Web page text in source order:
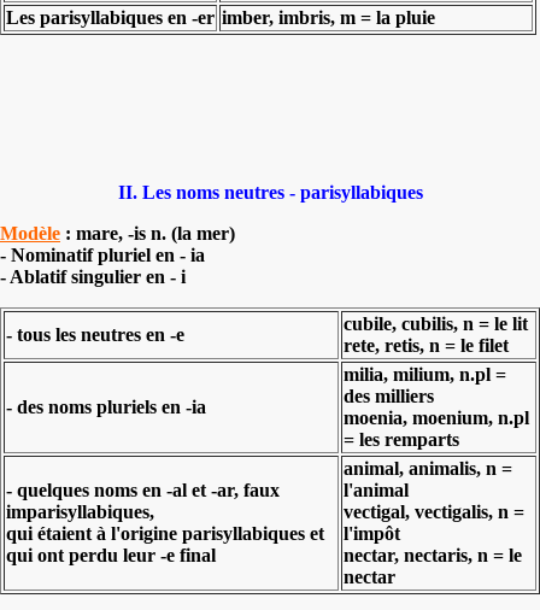
Les parisyllabiques en -er imber, imbris, m = la pluie
II. Les noms neutres - parisyllabiques
Modèle : mare, -is n. (la mer)
- Nominatif pluriel en - ia
- Ablatif singulier en - i
- tous les neutres en -e
cubile, cubilis, n = le lit
rete, retis, n = le filet
- des noms pluriels en -ia
milia, milium, n.pl =
des milliers
moenia, moenium, n.pl
= les remparts
- quelques noms en -al et -ar, faux
imparisyllabiques,
qui étaient à l'origine parisyllabiques et
qui ont perdu leur -e final
animal, animalis, n =
l'animal
vectigal, vectigalis, n =
l'impôt
nectar, nectaris, n = le
nectar